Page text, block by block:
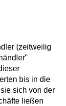
(zeitweilig
bis in die
sich von der
ließen